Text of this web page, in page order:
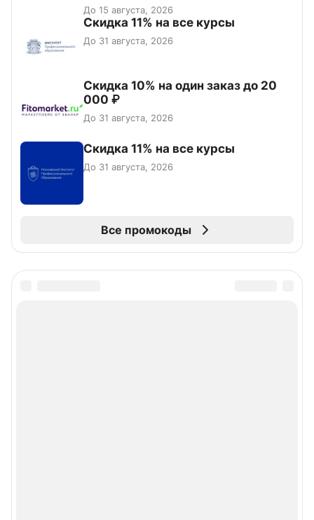
До 15 августа, 2026
Скидка 11% на все курсы
До 31 августа, 2026
Скидка 10% на один заказ до 20
000 ₽
До 31 августа, 2026
Скидка 11% на все курсы
До 31 августа, 2026
Все промокоды